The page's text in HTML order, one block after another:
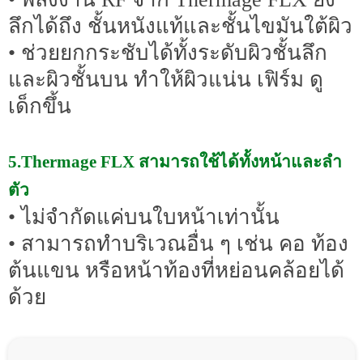
ลึกได้ถึง ชั้นหนังแท้และชั้นไขมันใต้ผิว
• ช่วยยกกระชับได้ทั้งระดับผิวชั้นลึก
และผิวชั้นบน ทำให้ผิวแน่น เฟิร์ม ดู
เด็กขึ้น
5.Thermage FLX สามารถใช้ได้ทั้งหน้าและลำ
ตัว
• ไม่จำกัดแค่บนใบหน้าเท่านั้น
• สามารถทำบริเวณอื่น ๆ เช่น คอ ท้อง
ต้นแขน หรือหน้าท้องที่หย่อนคล้อยได้
ด้วย